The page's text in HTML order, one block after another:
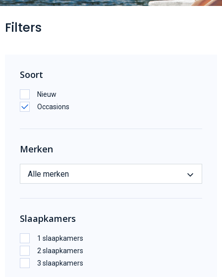
Filters
Soort
Nieuw
Occasions
Merken
Alle merken
Slaapkamers
1 slaapkamers
2 slaapkamers
3 slaapkamers